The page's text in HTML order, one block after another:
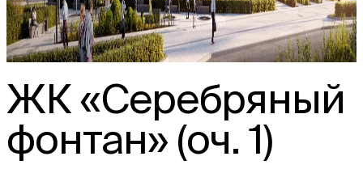
ЖК «Серебряный
фонтан» (оч. 1)